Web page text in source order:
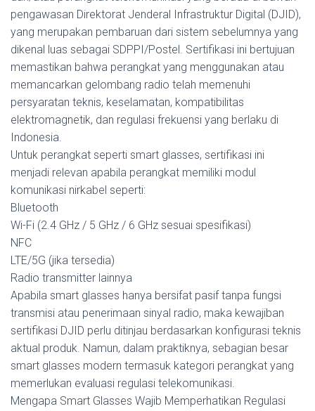
pengawasan Direktorat Jenderal Infrastruktur Digital (DJID),
yang merupakan pembaruan dari sistem sebelumnya yang
dikenal luas sebagai SDPPI/Postel. Sertifikasi ini bertujuan
memastikan bahwa perangkat yang menggunakan atau
memancarkan gelombang radio telah memenuhi
persyaratan teknis, keselamatan, kompatibilitas
elektromagnetik, dan regulasi frekuensi yang berlaku di
Indonesia.
Untuk perangkat seperti smart glasses, sertifikasi ini
menjadi relevan apabila perangkat memiliki modul
komunikasi nirkabel seperti:
Bluetooth
Wi-Fi (2.4 GHz / 5 GHz / 6 GHz sesuai spesifikasi)
NFC
LTE/5G (jika tersedia)
Radio transmitter lainnya
Apabila smart glasses hanya bersifat pasif tanpa fungsi
transmisi atau penerimaan sinyal radio, maka kewajiban
sertifikasi DJID perlu ditinjau berdasarkan konfigurasi teknis
aktual produk. Namun, dalam praktiknya, sebagian besar
smart glasses modern termasuk kategori perangkat yang
memerlukan evaluasi regulasi telekomunikasi.
Mengapa Smart Glasses Wajib Memperhatikan Regulasi